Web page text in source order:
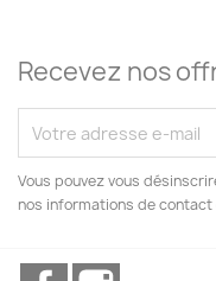
Recevez nos
Vous pouvez vous
nos informations de
Facebook